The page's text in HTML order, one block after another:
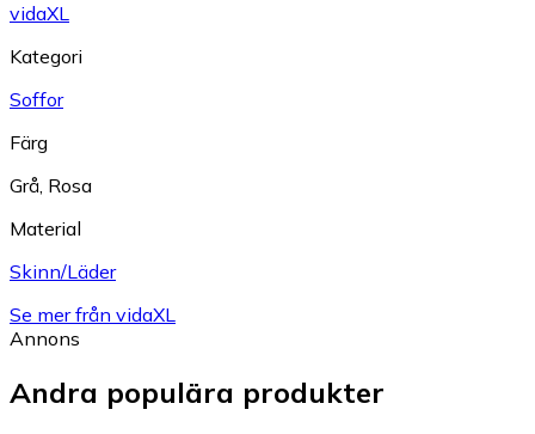
vidaXL
Kategori
Soffor
Färg
Grå, Rosa
Material
Skinn/Läder
Se mer från vidaXL
Annons
Andra populära produkter